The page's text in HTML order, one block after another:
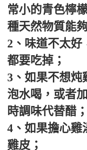
常小的青色檸
種天然物質能
2、味道不太好
都要吃掉；
3、如果不想炖
泡水喝，或者
時調味代替醋；
4、如果擔心雞
雞皮；